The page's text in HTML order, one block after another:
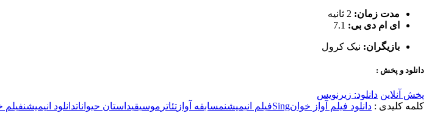
مدت زمان: 2 ثانیه
ای ام دی بی: 7.1
بازیگران: نیک کرول
دانلود و پخش :
پخش آنلاین دانلود: زیرنویس
کلمه کلیدی : دانلود فیلم آواز خوانSingفیلم انیمیشنمسابقه آواز تئاتر موسیقیداستان حیواناتدانلود انیمیشنفیلم